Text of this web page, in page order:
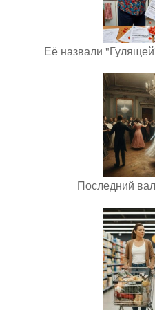
Её назвали
Последний